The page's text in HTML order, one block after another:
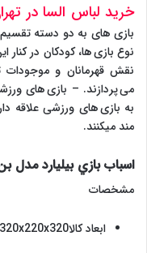
خرید لباس السا در
بازی های به دو دسته
نوع بازی ها، کودکان در
نقش قهرمانان و
می پردازند. – بازی های
به بازی های ورزشی علاقه
مند میکنند.
اسباب بازي بيليارد مدل بن
مشخصات
ابعاد کالا320x220x320 میلی متر